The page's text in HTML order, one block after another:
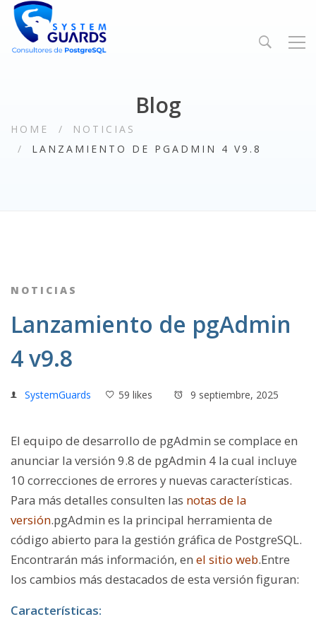
Blog
HOME
NOTICIAS
LANZAMIENTO DE PGADMIN 4 V9.8
NOTICIAS
Lanzamiento de pgAdmin
4 v9.8
SystemGuards 59 likes 9 septiembre, 2025
El equipo de desarrollo de pgAdmin se complace en
anunciar la versión 9.8 de pgAdmin 4 la cual incluye
10 correcciones de errores y nuevas características.
Para más detalles consulten las notas de la
versión.pgAdmin es la principal herramienta de
código abierto para la gestión gráfica de PostgreSQL.
Encontrarán más información, en el sitio web.Entre
los cambios más destacados de esta versión figuran:
Características: